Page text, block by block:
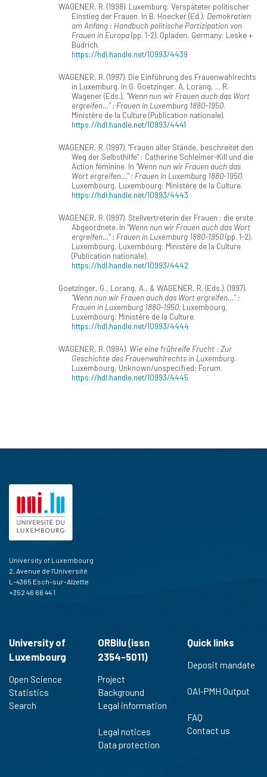
WAGENER, R. (1998). Luxemburg: Verspäteter politischer
Einstieg der Frauen. In B. Hoecker (Ed.), Demokratien
am Anfang : Handbuch politische Partizipation von
Frauen in Europa(pp. 1-2). Opladen, Germany: Leske +
Budrich.
https://hdl.handle.net/10993/4439
WAGENER, R. (1997). Die Einführung des Frauenwahlrechts
in Luxemburg. In G. Goetzinger, A. Lorang, ... R.
Wagener (Eds.), "Wenn nun wir Frauen auch das Wort
ergreifen…" : Frauen in Luxemburg 1880-1950.
Ministère de la Culture (Publication nationale).
https://hdl.handle.net/10993/4441
WAGENER, R. (1997). "Frauen aller Stände, beschreitet den
Weg der Selbsthilfe" : Catherine Schleimer-Kill und die
Action féminine. In "Wenn nun wir Frauen auch das
Wort ergreifen…" : Frauen in Luxemburg 1880-1950.
Luxembourg, Luxembourg: Ministère de la Culture.
https://hdl.handle.net/10993/4443
WAGENER, R. (1997). Stellvertreterin der Frauen : die erste
Abgeordnete. In "Wenn nun wir Frauen auch das Wort
ergreifen…" : Frauen in Luxemburg 1880-1950(pp. 1-2).
Luxembourg, Luxembourg: Ministère de la Culture
(Publication nationale).
https://hdl.handle.net/10993/4442
Goetzinger, G., Lorang, A., & WAGENER, R. (Eds.). (1997).
"Wenn nun wir Frauen auch das Wort ergreifen…" :
Frauen in Luxemburg 1880-1950. Luxembourg,
Luxembourg: Ministère de la Culture.
https://hdl.handle.net/10993/4444
WAGENER, R. (1994). Wie eine frühreife Frucht : Zur
Geschichte des Frauenwahlrechts in Luxemburg.
Luxembourg, Unknown/unspecified: Forum.
https://hdl.handle.net/10993/4445
University of Luxembourg
2, Avenue de l'Université
L-4365 Esch-sur-Alzette
+352 46 66 44 1
University of
Luxembourg
Open Science
Statistics
Search
ORBilu (issn
2354-5011)
Project
Background
Legal information
Legal notices
Data protection
Quick links
Deposit mandate
OAI-PMH Output
FAQ
Contact us